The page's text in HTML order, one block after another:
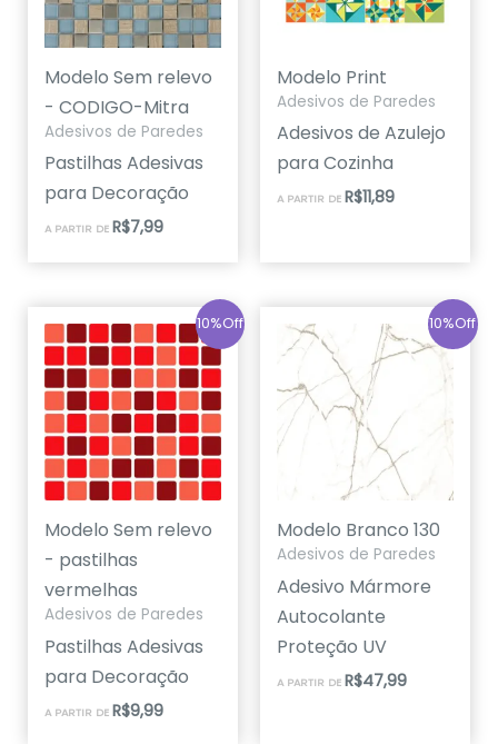
Modelo Sem relevo
- CODIGO-Mitra
Adesivos de Paredes
Pastilhas Adesivas
para Decoração
A PARTIR DE R$7,99
Modelo Print
Adesivos de Paredes
Adesivos de Azulejo
para Cozinha
A PARTIR DE R$11,89
10%Off
Modelo Sem relevo
- pastilhas
vermelhas
Adesivos de Paredes
Pastilhas Adesivas
para Decoração
A PARTIR DE R$9,99
10%Off
Modelo Branco 130
Adesivos de Paredes
Adesivo Mármore
Autocolante
Proteção UV
A PARTIR DE R$47,99